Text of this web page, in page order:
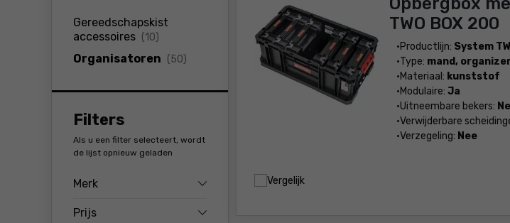
Gereedschapskist
accessoires (10)
Organisatoren (50)
Filters
Als u een filter selecteert, wordt
de lijst opnieuw geladen
Merk
Prijs
TWO BOX 200
Productlijn: System
Type: mand,
Materiaal: kunststof
Modulaire: Ja
Uitneembare bekers:
Verwijderbare
Verzegeling: Nee
Vergelijk